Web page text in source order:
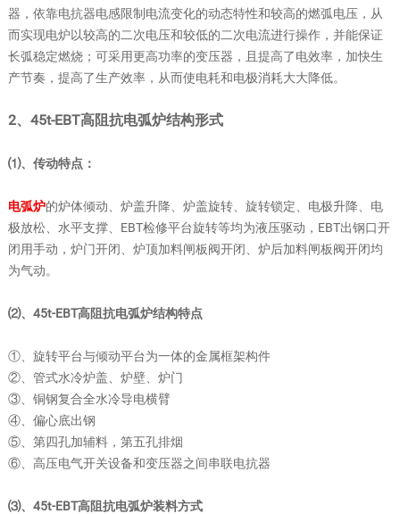
器，依靠电抗器电感限制电流变化的动态特性和较高的燃弧电压，从
而实现电炉以较高的二次电压和较低的二次电流进行操作，并能保证
长弧稳定燃烧；可采用更高功率的变压器，且提高了电效率，加快生
产节奏，提高了生产效率，从而使电耗和电极消耗大大降低。
2、45t-EBT高阻抗电弧炉结构形式
⑴、传动特点：
电弧炉的炉体倾动、炉盖升降、炉盖旋转、旋转锁定、电极升降、电
极放松、水平支撑、EBT检修平台旋转等均为液压驱动，EBT出钢口开
闭用手动，炉门开闭、炉顶加料闸板阀开闭、炉后加料闸板阀开闭均
为气动。
⑵、45t-EBT高阻抗电弧炉结构特点
①、旋转平台与倾动平台为一体的金属框架构件
②、管式水冷炉盖、炉壁、炉门
③、铜钢复合全水冷导电横臂
④、偏心底出钢
⑤、第四孔加辅料，第五孔排烟
⑥、高压电气开关设备和变压器之间串联电抗器
⑶、45t-EBT高阻抗电弧炉装料方式